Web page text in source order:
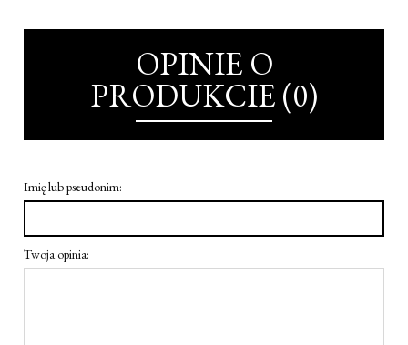
OPINIE O
PRODUKCIE (0)
Imię lub pseudonim:
Twoja opinia: